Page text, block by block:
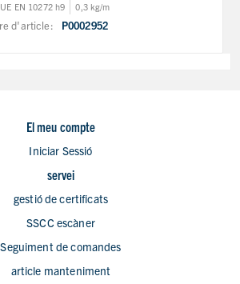
EN 10272 h9 0,3 kg/m
d'article: P0002952
El meu compte
Iniciar Sessió
servei
gestió de certificats
SSCC escàner
Seguiment de comandes
article manteniment